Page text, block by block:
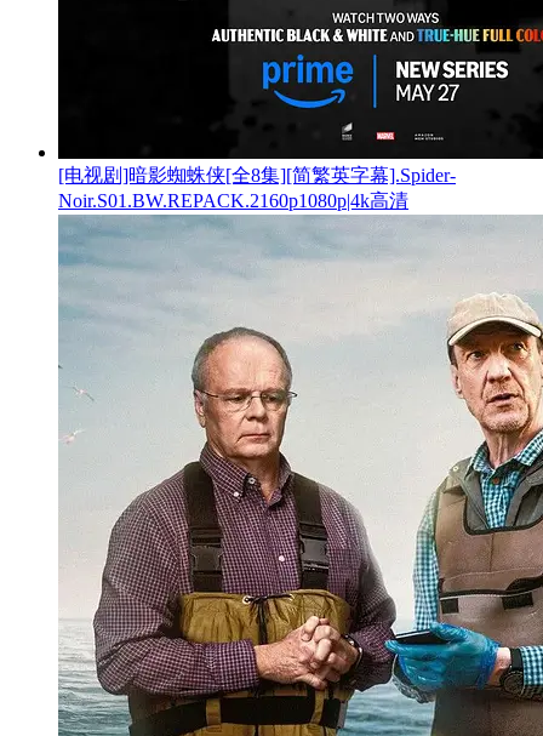
[电视剧]暗影蜘蛛侠[全8集][简繁英字幕].Spider-
Noir.S01.BW.REPACK.2160p1080p|4k高清